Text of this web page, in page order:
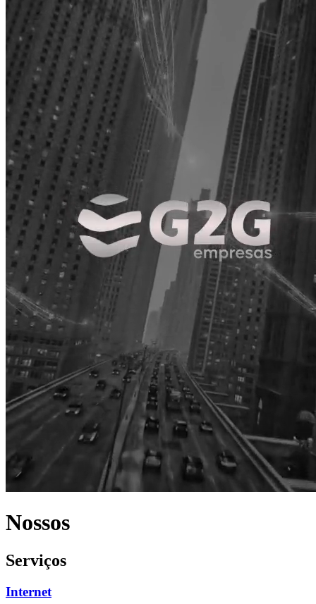
Nossos
Serviços
Internet